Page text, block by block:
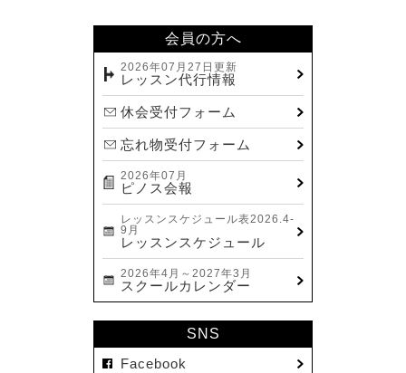
会員の方へ
2026年07月27日更新
レッスン代行情報
休会受付フォーム
忘れ物受付フォーム
2026年07月
ピノス会報
レッスンスケジュール表2026.4-
9月
レッスンスケジュール
2026年4月～2027年3月
スクールカレンダー
SNS
Facebook